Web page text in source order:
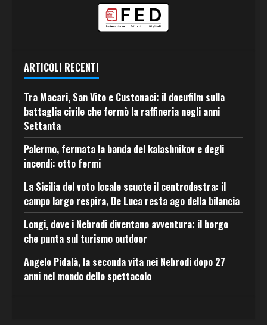
ARTICOLI RECENTI
Tra Macari, San Vito e Custonaci: il docufilm sulla
battaglia civile che fermò la raffineria negli anni
Settanta
Palermo, fermata la banda del kalashnikov e degli
incendi: otto fermi
La Sicilia del voto locale scuote il centrodestra: il
campo largo respira, De Luca resta ago della bilancia
Longi, dove i Nebrodi diventano avventura: il borgo
che punta sul turismo outdoor
Angelo Pidalà, la seconda vita nei Nebrodi dopo 27
anni nel mondo dello spettacolo